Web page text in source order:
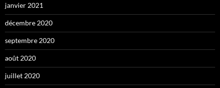
janvier 2021
décembre 2020
septembre 2020
août 2020
juillet 2020